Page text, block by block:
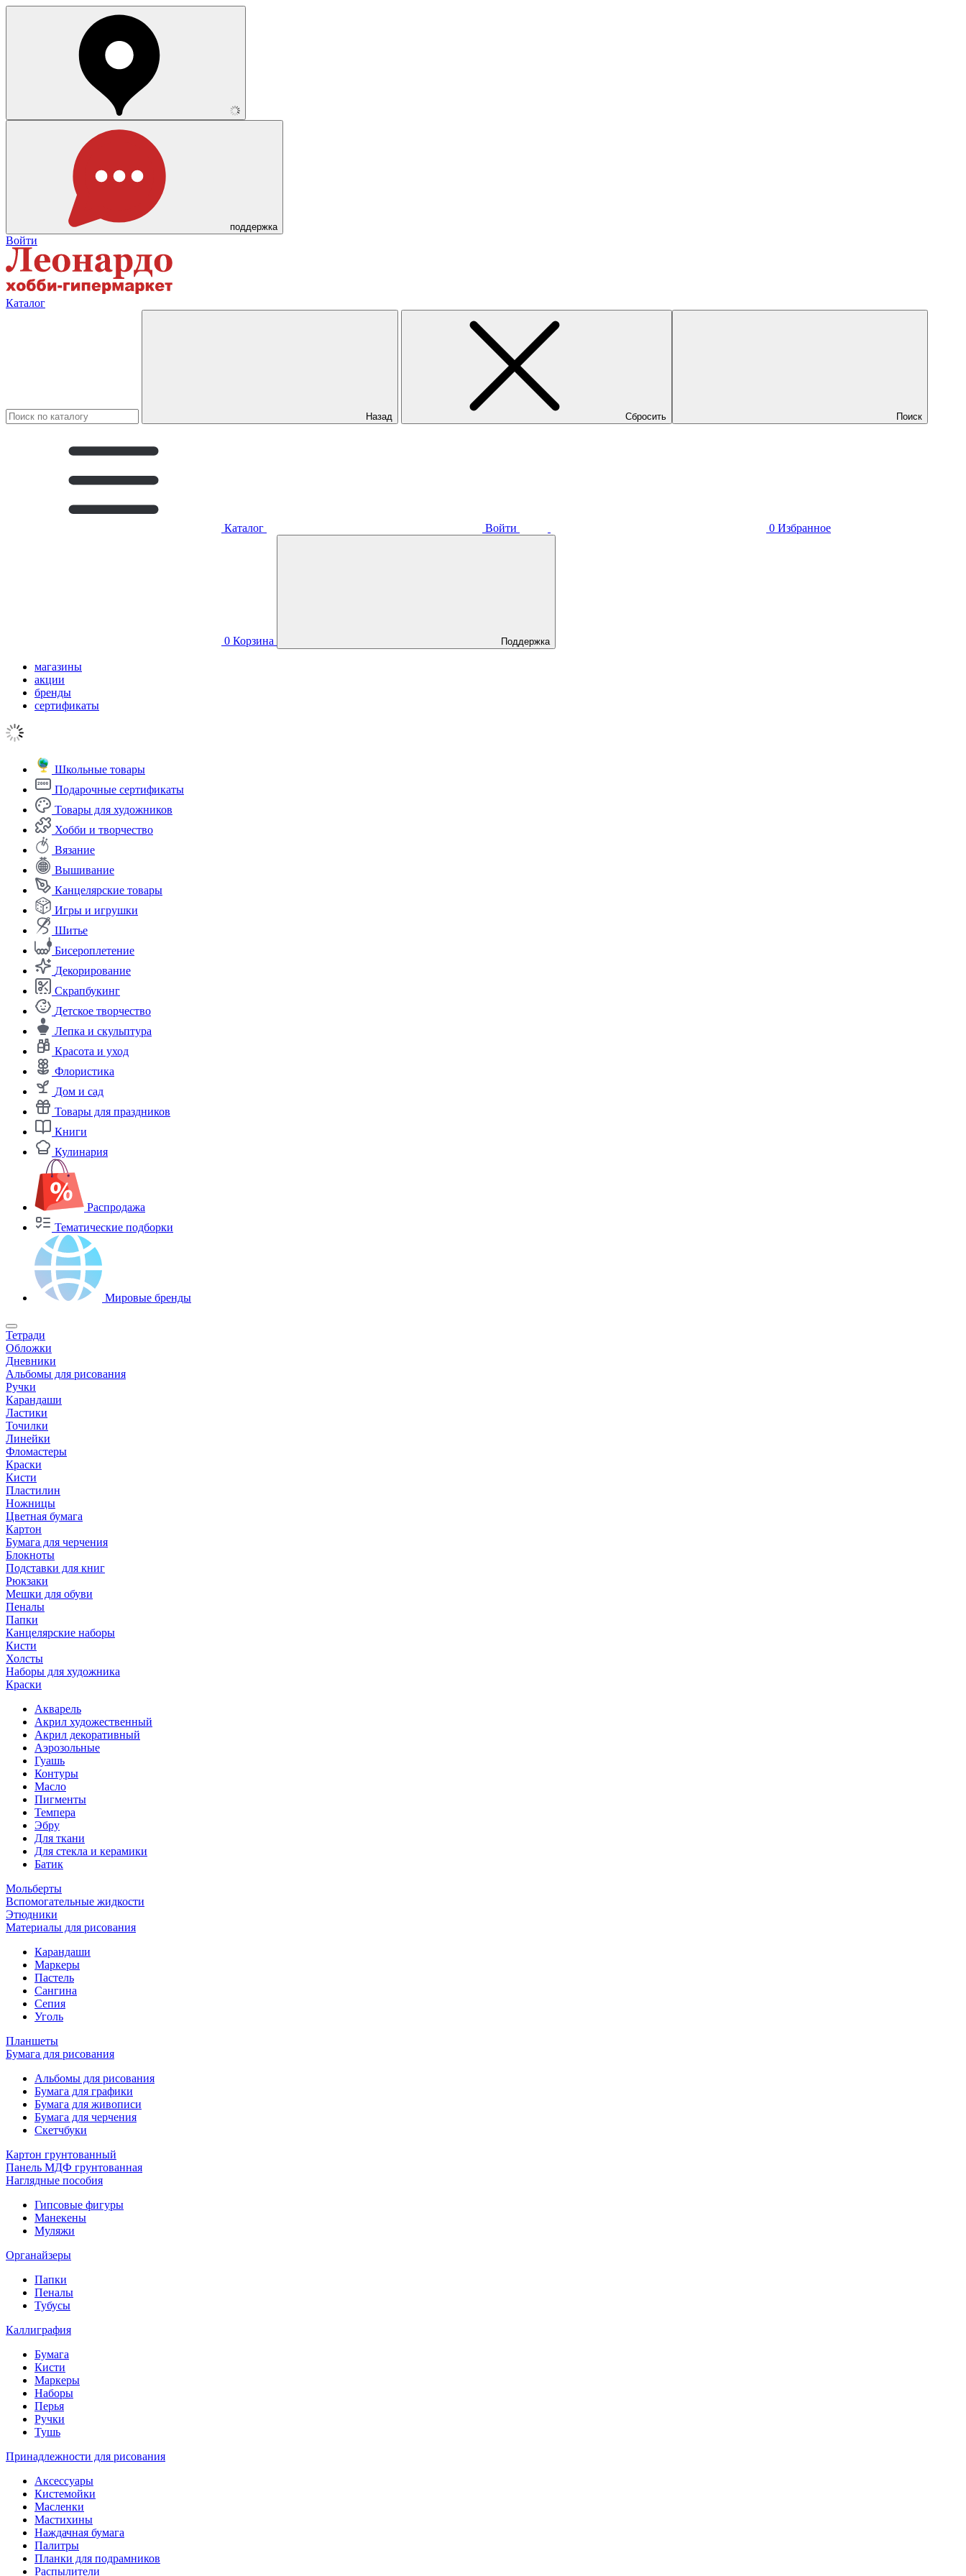
поддержка
Войти
Каталог
Назад Сбросить Поиск
Каталог Войти 0 Избранное
0 Корзина Поддержка
магазины
акции
бренды
сертификаты
Школьные товары
Подарочные сертификаты
Товары для художников
Хобби и творчество
Вязание
Вышивание
Канцелярские товары
Игры и игрушки
Шитье
Бисероплетение
Декорирование
Скрапбукинг
Детское творчество
Лепка и скульптура
Красота и уход
Флористика
Дом и сад
Товары для праздников
Книги
Кулинария
Распродажа
Тематические подборки
Мировые бренды
Тетради
Обложки
Дневники
Альбомы для рисования
Ручки
Карандаши
Ластики
Точилки
Линейки
Фломастеры
Краски
Кисти
Пластилин
Ножницы
Цветная бумага
Картон
Бумага для черчения
Блокноты
Подставки для книг
Рюкзаки
Мешки для обуви
Пеналы
Папки
Канцелярские наборы
Кисти
Холсты
Наборы для художника
Краски
Акварель
Акрил художественный
Акрил декоративный
Аэрозольные
Гуашь
Контуры
Масло
Пигменты
Темпера
Эбру
Для ткани
Для стекла и керамики
Батик
Мольберты
Вспомогательные жидкости
Этюдники
Материалы для рисования
Карандаши
Маркеры
Пастель
Сангина
Сепия
Уголь
Планшеты
Бумага для рисования
Альбомы для рисования
Бумага для графики
Бумага для живописи
Бумага для черчения
Скетчбуки
Картон грунтованный
Панель МДФ грунтованная
Наглядные пособия
Гипсовые фигуры
Манекены
Муляжи
Органайзеры
Папки
Пеналы
Тубусы
Каллиграфия
Бумага
Кисти
Маркеры
Наборы
Перья
Ручки
Тушь
Принадлежности для рисования
Аксессуары
Кистемойки
Масленки
Мастихины
Наждачная бумага
Палитры
Планки для подрамников
Распылители